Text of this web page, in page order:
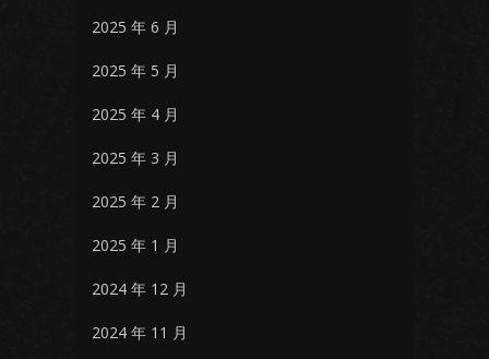
2025 年 6 月
2025 年 5 月
2025 年 4 月
2025 年 3 月
2025 年 2 月
2025 年 1 月
2024 年 12 月
2024 年 11 月